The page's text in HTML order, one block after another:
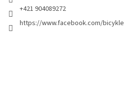
+421 904089272
https://www.facebook.com/bicykle